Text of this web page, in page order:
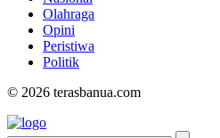
Olahraga
Opini
Peristiwa
Politik
© 2026 terasbanua.com